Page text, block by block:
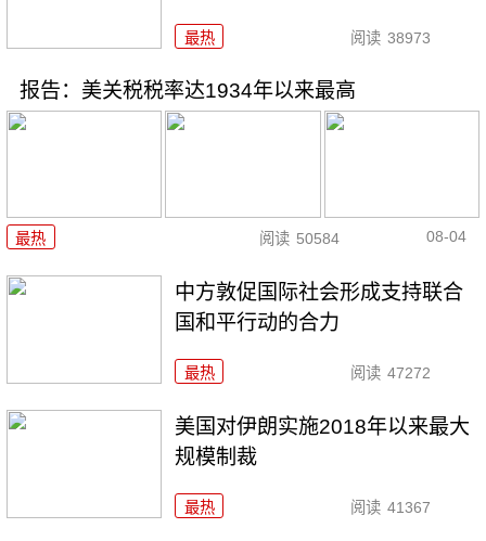
最热 阅读 38973
报告：美关税税率达1934年以来最高
最热 阅读 50584 08-04
中方敦促国际社会形成支持联合
国和平行动的合力
最热 阅读 47272
美国对伊朗实施2018年以来最大
规模制裁
最热 阅读 41367